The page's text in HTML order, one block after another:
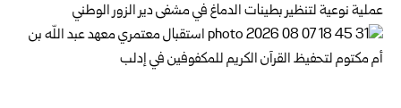
عملية نوعية لتنظير بطينات الدماغ في مشفى دير الزور الوطني